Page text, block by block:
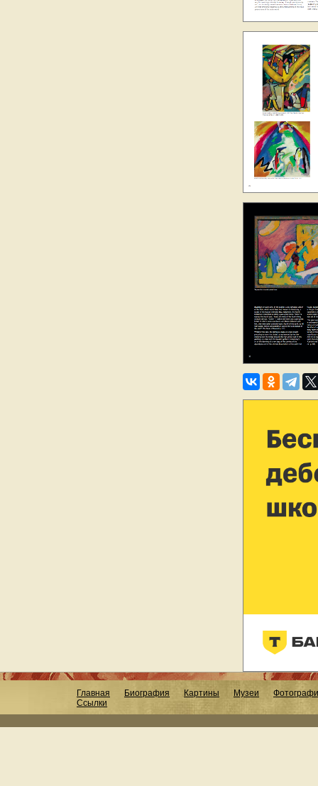
Главная Биография Картины Музеи
Ссылки